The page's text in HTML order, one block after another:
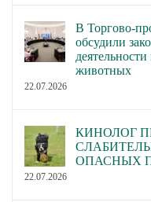
В Торгово-
обсудили
животных
22.07.2026
КИНОЛОГ
ОПАСНЫХ
22.07.2026